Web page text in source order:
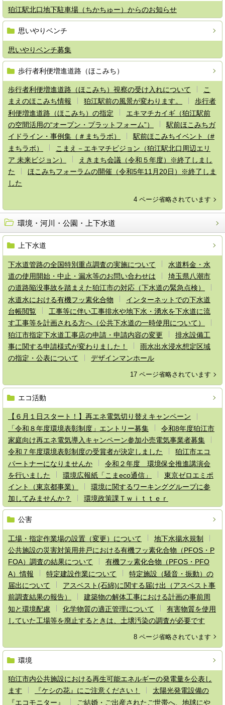
狛江駅北口地下駐車場（ちかちゅー）からのお知らせ
思いやりベンチ
思いやりベンチ募集
歩行者利便増進道路（ほこみち）
歩行者利便増進道路（ほこみち）視察の受け入れについて
こ
まえのほこみち情報
狛江駅前の風景が変わります。
歩行者
利便増進道路（ほこみち）の指定
エキマチカイギ（狛江駅前
の空間活用の“オープン・プラットフォーム”）
駅前ほこみちガ
イドライン・事例集（＃まちラボ）
駅前ほこみちイベント（#
まちラボ）
こまえ－エキマチビジョン（狛江駅北口周辺エリ
ア 未来ビジョン）
えきまち会議（令和５年度）※終了しまし
た
ほこみちフォーラムの開催（令和5年11月20日）※終了しま
した
4 ページ省略されています
環境・河川・公園・上下水道
上下水道
下水道管路の全国特別重点調査の実施について
水道料金・水
道の使用開始・中止・漏水等のお問い合わせは
埼玉県八潮市
の道路陥没事故を踏まえた狛江市の対応（下水道の緊急点検）
水道水における有機フッ素化合物
インターネットでの下水道
台帳閲覧
工事等に伴い工事排水や地下水・湧水を下水道に流
す工事等を計画される方へ（公共下水道の一時使用について）
狛江市指定下水道工事店の申請・申請内容の変更
排水設備工
事に関する申請様式が変わりました！
雨水出水浸水想定区域
の指定・公表について
デザインマンホール
17 ページ省略されています
エコ活動
【６月１日スタート！】再エネ電気切り替えキャンペーン
「令和８年度環境表彰制度」エントリー募集
令和8年度狛江市
家庭向け再エネ電気導入キャンペーン参加小売電気事業者募集
令和７年度環境表彰制度の受賞者が決定しました
狛江市エコ
パートナーになりませんか
令和２年度 環境保全推進講演会
を行いました
環境広報紙「こまeco通信」
東京ゼロエミポ
イント（東京都事業）
環境に関するワーキンググループに参
加してみませんか？
環境政策課Ｔｗｉｔｔｅｒ
公害
工場・指定作業場の設置（変更）について
地下水揚水規制
公共施設の災害対策用井戸における有機フッ素化合物（PFOS・P
FOA）調査の結果について
有機フッ素化合物（PFOS・PFO
A）情報
特定建設作業について
特定施設（騒音・振動）の
届出について
アスベスト(石綿)に関する届け出（アスベスト事
前調査結果の報告）
建築物の解体工事における計画の事前周
知と環境配慮
化学物質の適正管理について
有害物質を使用
していた工場等を廃止するときは、土壌汚染の調査が必要です
8 ページ省略されています
環境
狛江市内公共施設における再生可能エネルギーの発電量を公表し
ます
『ケシの花』にご注意ください！
太陽光発電設備の
『エコモニター』
ご結婚・ご出産されたご世帯へ、地球にや